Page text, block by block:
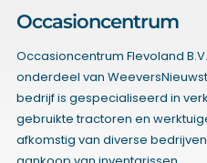
Occasioncentrum
Occasioncentrum Flevoland
onderdeel van
bedrijf is gespecialiseerd in
gebruikte tractoren en
afkomstig van diverse